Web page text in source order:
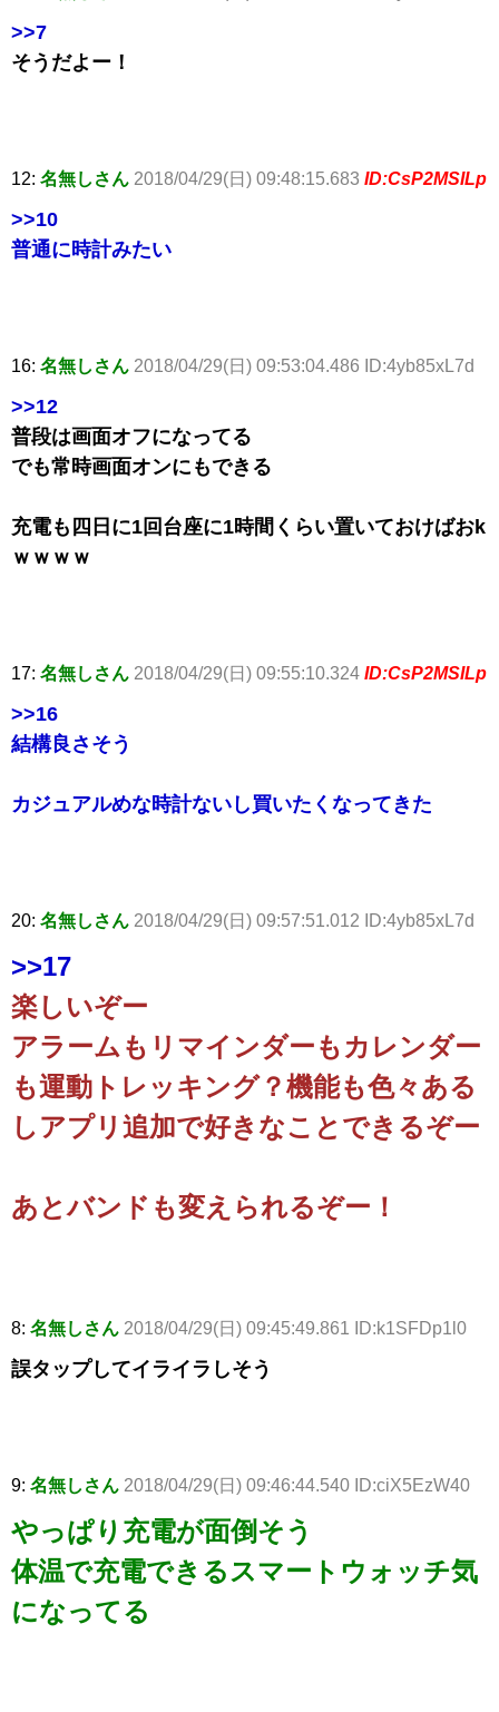
>>7
そうだよー！
12: 名無しさん 2018/04/29(日) 09:48:15.683 ID:CsP2MSILp
>>10
普通に時計みたい
16: 名無しさん 2018/04/29(日) 09:53:04.486 ID:4yb85xL7d
>>12
普段は画面オフになってる
でも常時画面オンにもできる
充電も四日に1回台座に1時間くらい置いておけばおk
ｗｗｗｗ
17: 名無しさん 2018/04/29(日) 09:55:10.324 ID:CsP2MSILp
>>16
結構良さそう
カジュアルめな時計ないし買いたくなってきた
20: 名無しさん 2018/04/29(日) 09:57:51.012 ID:4yb85xL7d
>>17
楽しいぞー
アラームもリマインダーもカレンダー
も運動トレッキング？機能も色々ある
しアプリ追加で好きなことできるぞー
あとバンドも変えられるぞー！
8: 名無しさん 2018/04/29(日) 09:45:49.861 ID:k1SFDp1l0
誤タップしてイライラしそう
9: 名無しさん 2018/04/29(日) 09:46:44.540 ID:ciX5EzW40
やっぱり充電が面倒そう
体温で充電できるスマートウォッチ気
になってる